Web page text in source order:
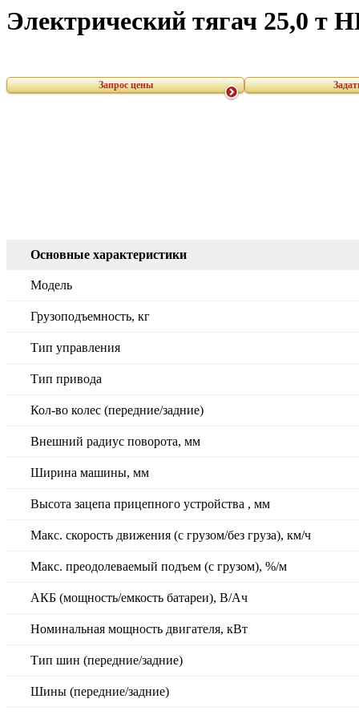
Электрический тягач 25,0 т
Запрос цены
Основные характеристики
Модель
Грузоподъемность, кг
Тип управления
Тип привода
Кол-во колес (передние/задние)
Внешний радиус поворота, мм
Ширина машины, мм
Высота зацепа прицепного устройства , мм
Макс. скорость движения (с грузом/без груза), км/ч
Макс. преодолеваемый подъем (с грузом), %/м
АКБ (мощность/емкость батареи), В/Ач
Номинальная мощность двигателя, кВт
Тип шин (передние/задние)
Шины (передние/задние)